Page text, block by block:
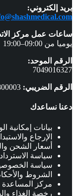
بريد إلكتروني:
ساعات عمل مركز
يوميا من 09:00–19:00
الرقم الموحد:
7049016327
الرقم الضريبي:
دعنا نساعدك
بيانات
الإرجاع
أسعار الشحن
سياسة
سياسة
الشروط
مركز المساعدة
رخصة الغذاء